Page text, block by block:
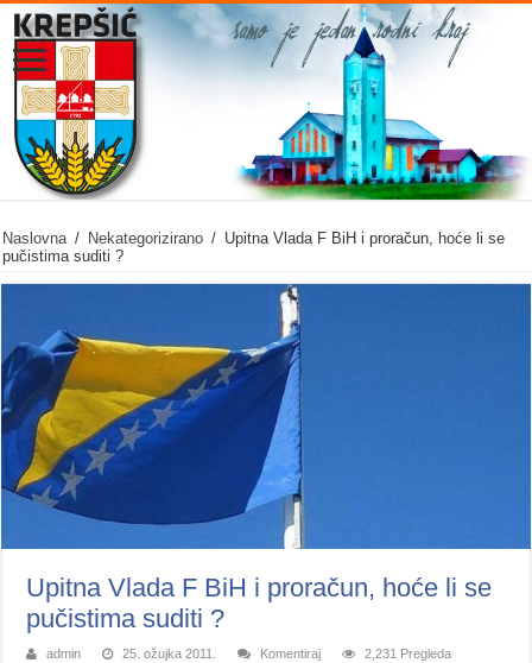
Naslovna / Nekategorizirano / Upitna Vlada F BiH i proračun, hoće li se
pučistima suditi ?
Upitna Vlada F BiH i proračun, hoće li se
pučistima suditi ?
admin 25. ožujka 2011. Komentiraj 2,231 Pregleda